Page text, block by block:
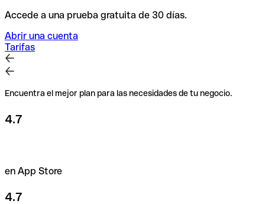
Accede a una prueba gratuita de 30 días.
Abrir una cuenta
Tarifas
Encuentra el mejor plan para las necesidades de tu negocio.
4.7
en App Store
4.7